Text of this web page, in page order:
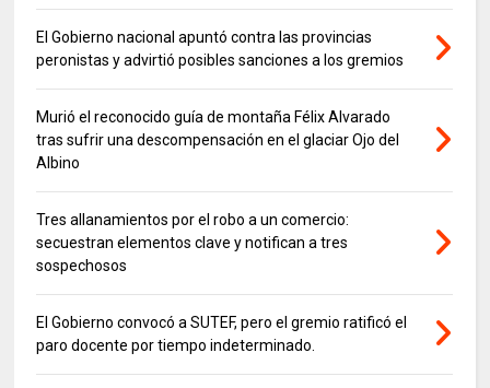
El Gobierno nacional apuntó contra las provincias
peronistas y advirtió posibles sanciones a los gremios
Murió el reconocido guía de montaña Félix Alvarado
tras sufrir una descompensación en el glaciar Ojo del
Albino
Tres allanamientos por el robo a un comercio:
secuestran elementos clave y notifican a tres
sospechosos
El Gobierno convocó a SUTEF, pero el gremio ratificó el
paro docente por tiempo indeterminado.